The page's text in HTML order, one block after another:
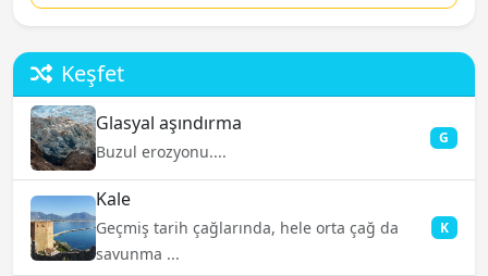
Keşfet
Glasyal aşındırma
Buzul erozyonu....
G
Kale
Geçmiş tarih çağlarında, hele orta çağ da
savunma ...
K